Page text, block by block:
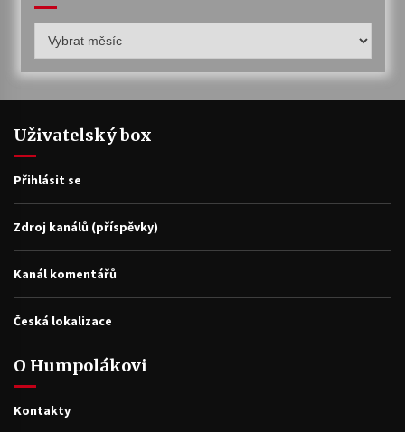
archiv
Uživatelský box
Přihlásit se
Zdroj kanálů (příspěvky)
Kanál komentářů
Česká lokalizace
O Humpolákovi
Kontakty